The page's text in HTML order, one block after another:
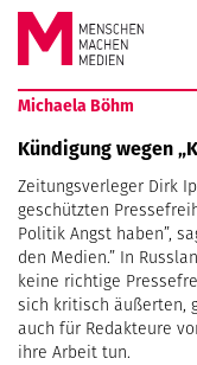
Springe zum Inhalt
MEDIEN
Michaela Böhm
Kündigung wegen
Zeitungsverleger Dirk
geschützten
Politik Angst haben”,
den Medien.” In
keine richtige
sich kritisch äußerten,
auch für Redakteure
ihre Arbeit tun.